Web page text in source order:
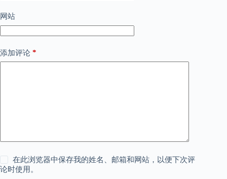
网站
添加评论 *
在此浏览器中保存我的姓名、邮箱和网站，以便下次评
论时使用。